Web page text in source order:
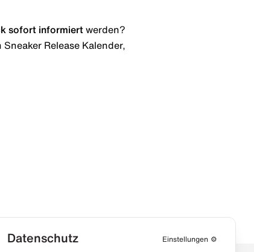
sofort informiert werden?
Release Kalender,
Datenschutz Einstellungen ⚙️